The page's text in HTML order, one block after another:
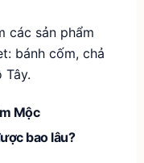
các sản phẩm
: bánh cốm, chả
Tây.
Mộc
bao lâu?